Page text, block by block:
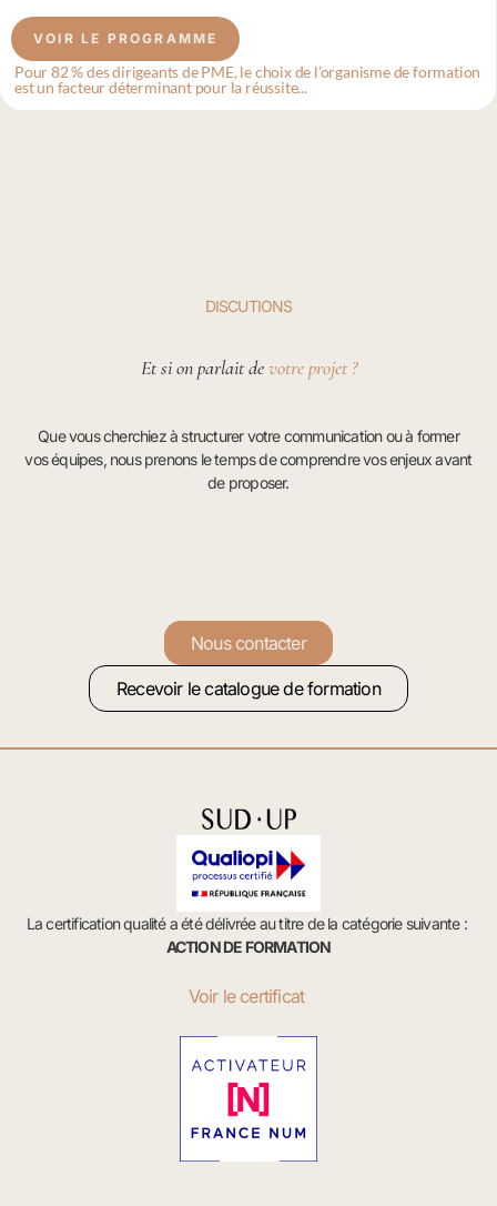
VOIR LE PROGRAMME
Pour 82 % des dirigeants de PME, le choix de l’organisme de formation
est un facteur déterminant pour la réussite...
DISCUTIONS
Et si on parlait devotre projet ?
Que vous cherchiez à structurer votre communication ou à former
vos équipes, nous prenons le temps de comprendre vos enjeux avant
de proposer.
Nous contacter
Recevoir le catalogue de formation
La certification qualité a été délivrée au titre de la catégorie suivante :
ACTION DE FORMATION
Voir le certificat